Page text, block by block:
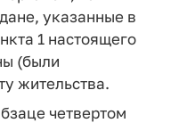
указанные в
1 настоящего
(были
жительства.
четвертом